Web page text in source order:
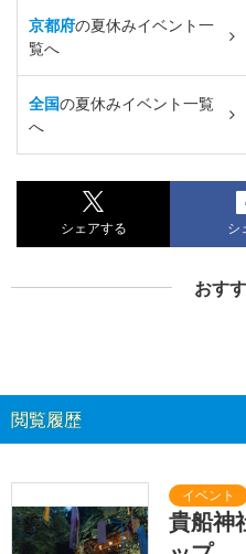
京都府の夏休みイベント一
覧へ
全国の夏休みイベント一覧
へ
シェアする シ
おす
閲覧履歴
貴船神